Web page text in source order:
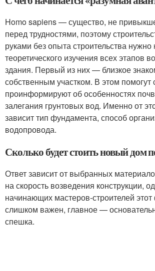
Homo sapiens — существо, не
перед трудностями, поэтому
руками без опыта строительства нужно
теоретического изучения всех этапов
здания. Первый из них — близкое
собственным участком. В этом помогут
проинформируют об особенностях
залегания грунтовых вод. Именно от
зависит тип фундамента, способ
водопровода.
Сколько будет стоить новый дом
Ответ зависит от выбранных
на скорость возведения конструкции,
начинающих мастеров-строителей
слишком важен, главное —
спешка.